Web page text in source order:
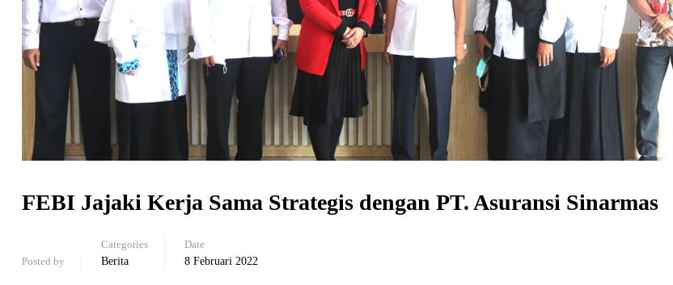
FEBI Jajaki Kerja Sama Strategis dengan PT. Asuransi Sinarmas
Posted by
Categories
Berita
Date
8 Februari 2022